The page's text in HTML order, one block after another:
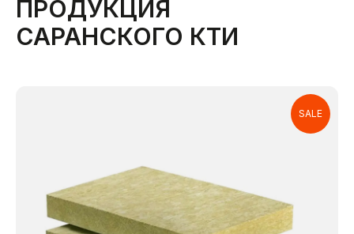
ПРОДУКЦИЯ
САРАНСКОГО КТИ
SALE